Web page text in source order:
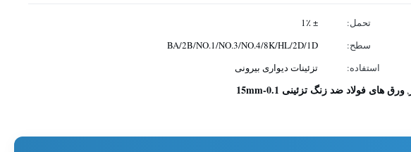
تحمل:
± 1٪
سطح:
BA/2B/NO.1/NO.3/NO.4/8K/HL/2D/1D
استفاده:
تزئینات دیواری بیرونی
,ورق های فولاد ضد زنگ تزئینی 0.1-15mm